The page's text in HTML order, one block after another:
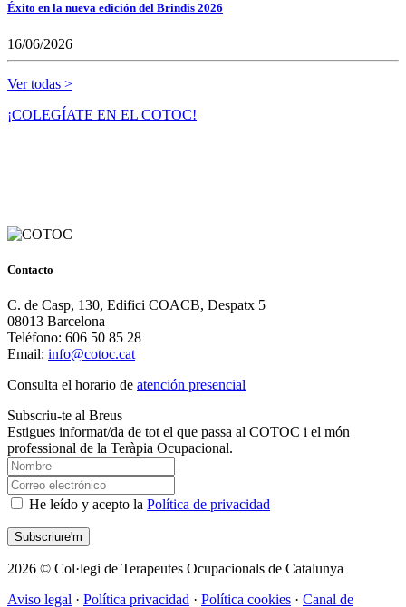
Éxito en la nueva edición del Brindis 2026
16/06/2026
Ver todas >
¡COLEGÍATE EN EL COTOC!
Contacto
C. de Casp, 130, Edifici COACB, Despatx 5
08013 Barcelona
Teléfono: 606 50 85 28
Email: info@cotoc.cat
Consulta el horario de atención presencial
Subscriu-te al Breus
Estigues informat/da de tot el que passa al COTOC i el món
professional de la Teràpia Ocupacional.
He leído y acepto la Política de privacidad
2026 © Col·legi de Terapeutes Ocupacionals de Catalunya
Aviso legal · Política privacidad · Política cookies · Canal de